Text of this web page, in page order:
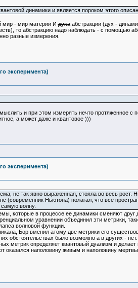
динамики и является пороком этого
мир - мир материи Идухаабстракции (дух -
то абстракцию надо наблюдать - с помощью
разные измерения.
эксперимента)
и при этом измерять нечто протяженное
а может даже и квантовое )))
эксперимента)
не так явно выраженная, стояла во весь рост.
(современник Ньютона) полагал, что все
самую волну.
которые в процессе ее динамики сменяют
уравнении объединил эти метрики,
волновой функции.
Бор вменил атому две метрики его
обстоятельствах было возможно а в других -
метрик определяет квантовый дуализм и
оказался наполовину живым и наполовину